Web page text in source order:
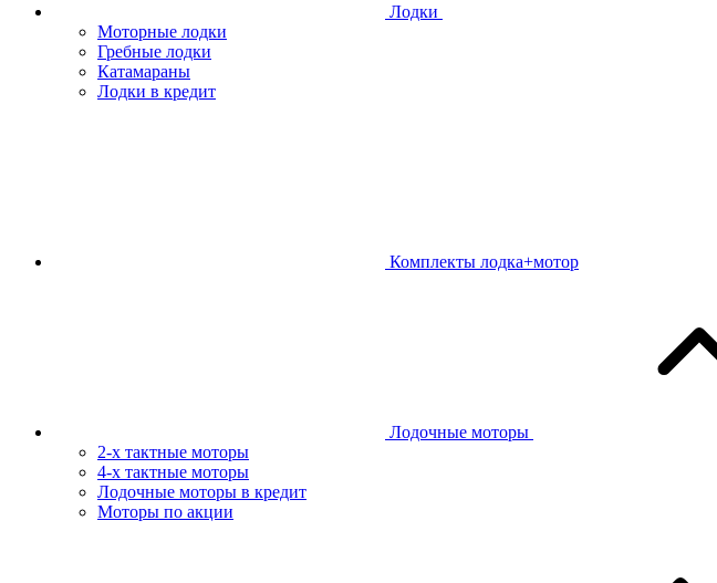
Лодки
Моторные лодки
Гребные лодки
Катамараны
Лодки в кредит
Комплекты лодка+мотор
Лодочные моторы
2-х тактные моторы
4-х тактные моторы
Лодочные моторы в кредит
Моторы по акции